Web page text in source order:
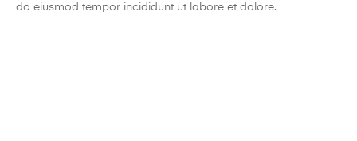
do eiusmod tempor incididunt ut labore et dolore.